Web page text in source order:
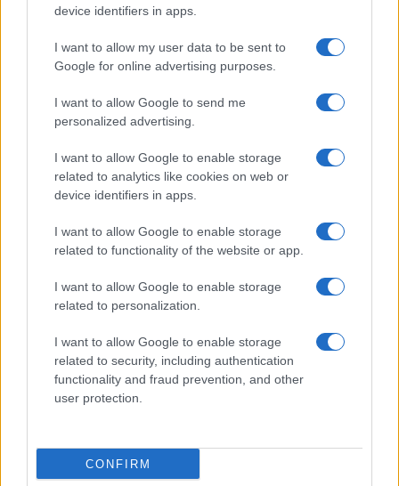
device identifiers in apps.
I want to allow my user data to be sent to
Google for online advertising purposes.
I want to allow Google to send me
personalized advertising.
I want to allow Google to enable storage
related to analytics like cookies on web or
device identifiers in apps.
I want to allow Google to enable storage
related to functionality of the website or app.
I want to allow Google to enable storage
related to personalization.
I want to allow Google to enable storage
related to security, including authentication
functionality and fraud prevention, and other
user protection.
CONFIRM
ΗΠΑ: Κλονίζεται η πολιτική
των δασμών
«Κινούμαι Ηλεκτρικά»: Το
Επιδότηση στα 3.000 ευρώ
ανά αυτοκίνητο
ΠΑΡΟΜΟΙΑ ΑΡΘΡΑ
ΠΕΡΙΣΣΟΤΕΡΑ ΑΠΟ ΤΟΝ ΔΗΜΙΟΥΡΓΟ
Manufacturers
Σε κινεζική… πολιορκία η ευρωπαϊκή
αυτοκινητοβιομηχανία